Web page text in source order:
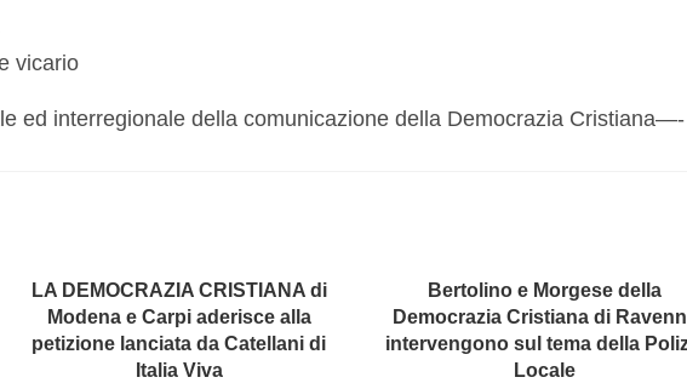
vicario
ed interregionale della comunicazione della Democrazia Cristiana—-
LA DEMOCRAZIA CRISTIANA di
Modena e Carpi aderisce alla
petizione lanciata da Catellani di
Italia Viva
Bertolino e Morgese della
Democrazia Cristiana di
intervengono sul tema della
Locale